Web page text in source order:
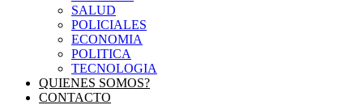
SALUD
POLICIALES
ECONOMIA
POLITICA
TECNOLOGIA
QUIENES SOMOS?
CONTACTO